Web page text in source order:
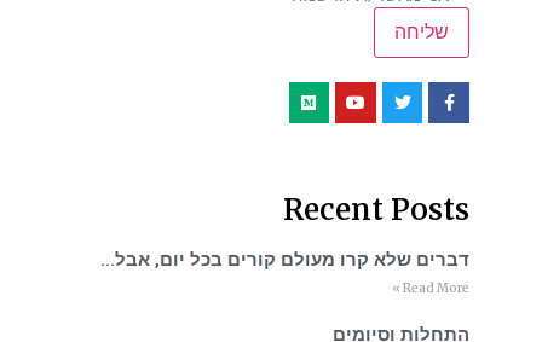
Recent Posts
דברים שלא קרו מעולם קורים בכל יום, אבל…
Read More »
התחלות וסיומים